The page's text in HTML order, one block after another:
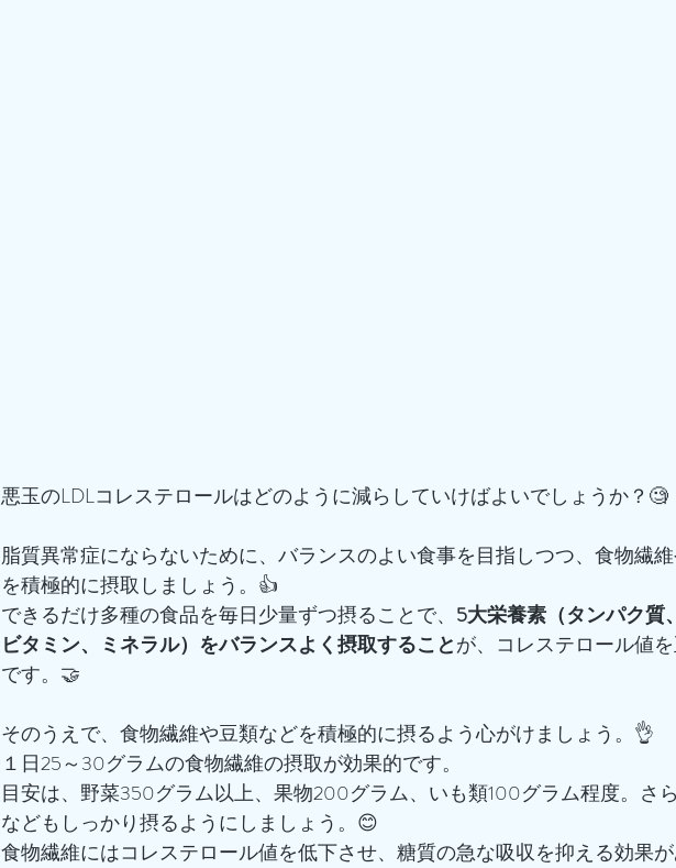
悪玉のLDLコレステロールはどのように減らしていけばよいでしょうか？🧐
脂質異常症にならないために、バランスのよい食事を目指しつつ、食物繊
を積極的に摂取しましょう。👍
できるだけ多種の食品を毎日少量ずつ摂ることで、 5大栄養素（タンパク質
ビタミン、ミネラル）をバランスよく摂取することが、コレステロール値
です。🤝
そのうえで、食物繊維や豆類などを積極的に摂るよう心がけましょう。👌
１日25～30グラムの食物繊維の摂取が効果的です。
目安は、野菜350グラム以上、果物200グラム、いも類100グラム程度。さ
などもしっかり摂るようにしましょう。😊
食物繊維にはコレステロール値を低下させ、糖質の急な吸収を抑える効果が